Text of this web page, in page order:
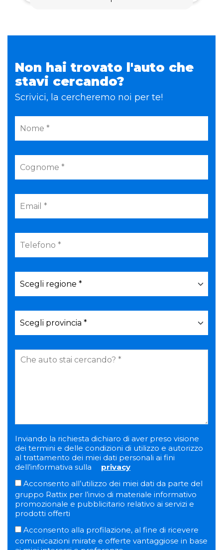
Non hai trovato l'auto che
stavi cercando?
Scrivici, la cercheremo noi per te!
Inviando la richiesta dichiaro di aver preso visione
dei termini e delle condizioni di utilizzo e autorizzo
al trattamento dei miei dati personali ai fini
dell’informativa sulla
privacy
Acconsento all’utilizzo dei miei dati da parte del
gruppo Rattix per l’invio di materiale informativo
promozionale e pubblicitario relativo ai servizi e
prodotti offerti
Acconsento alla profilazione, al fine di ricevere
comunicazioni mirate e offerte vantaggiose in base